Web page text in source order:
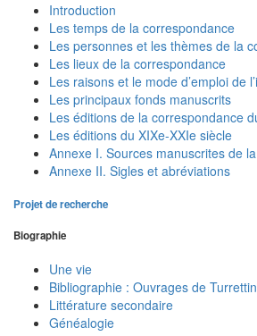
Introduction
Les temps de la correspondance
Les personnes et les thèmes de la
Les lieux de la correspondance
Les raisons et le mode d’emploi de
Les principaux fonds manuscrits
Les éditions de la correspondance
Les éditions du XIXe-XXIe siècle
Annexe I. Sources manuscrites de
Annexe II. Sigles et abréviations
Projet de recherche
Biographie
Une vie
Bibliographie : Ouvrages de
Littérature secondaire
Généalogie